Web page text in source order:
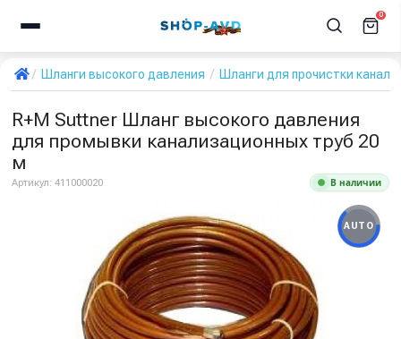
0
Шланги высокого давления Шланги для прочистки
R+M Suttner Шланг высокого давления
для промывки канализационных труб 20
м
Артикул: 411000020 В наличии
AUTO